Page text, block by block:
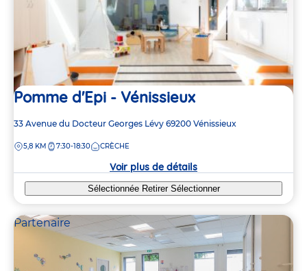
Pomme d'Epi - Vénissieux
Adresse
la
33 Avenue du Docteur Georges Lévy 69200 Vénissieux
DISTANCE
5,8 KM 7:30-18:30 CRÈCHE
Voir plus de détails
Sélectionnée Retirer Sélectionner
Partenaire